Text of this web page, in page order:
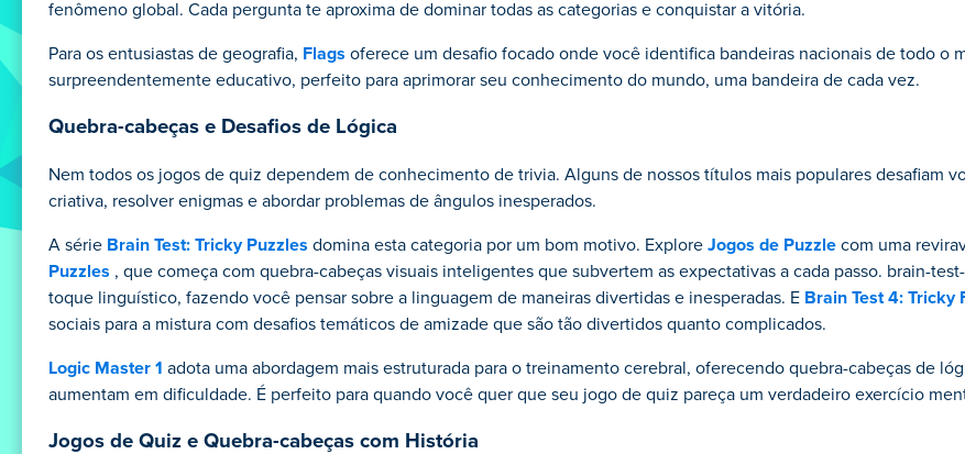
fenômeno global. Cada pergunta te aproxima de dominar todas as categorias e conquistar a vitória.
Para os entusiastas de geografia, Flags oferece um desafio focado onde você identifica bandeiras nacionais de todo o
surpreendentemente educativo, perfeito para aprimorar seu conhecimento do mundo, uma bandeira de cada vez.
Quebra-cabeças e Desafios de Lógica
Nem todos os jogos de quiz dependem de conhecimento de trivia. Alguns de nossos títulos mais populares desafiam
criativa, resolver enigmas e abordar problemas de ângulos inesperados.
A série Brain Test: Tricky Puzzles domina esta categoria por um bom motivo. Explore Jogos de Puzzle com uma
Puzzles , que começa com quebra-cabeças visuais inteligentes que subvertem as expectativas a cada passo. brain-
toque linguístico, fazendo você pensar sobre a linguagem de maneiras divertidas e inesperadas. E Brain Test 4: Tricky
sociais para a mistura com desafios temáticos de amizade que são tão divertidos quanto complicados.
Logic Master 1 adota uma abordagem mais estruturada para o treinamento cerebral, oferecendo quebra-cabeças de
aumentam em dificuldade. É perfeito para quando você quer que seu jogo de quiz pareça um verdadeiro exercício
Jogos de Quiz e Quebra-cabeças com História